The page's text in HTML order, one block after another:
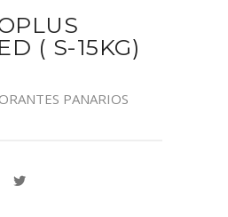
( S-15KG)
PANARIOS